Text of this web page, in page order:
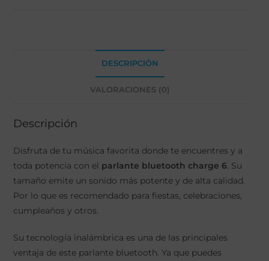
DESCRIPCIÓN
VALORACIONES (0)
Descripción
Disfruta de tu música favorita donde te encuentres y a
toda potencia con el parlante bluetooth charge 6. Su
tamaño emite un sonido más potente y de alta calidad.
Por lo que es recomendado para fiestas, celebraciones,
cumpleaños y otros.
Su tecnología inalámbrica es una de las principales
ventaja de este parlante bluetooth. Ya que puedes